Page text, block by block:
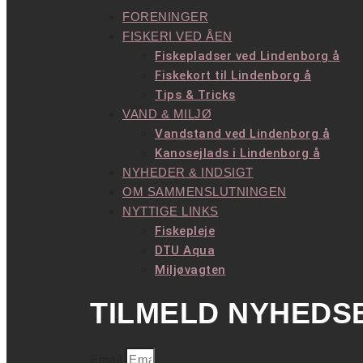
FORENINGER
FISKERI VED ÅEN
Fiskepladser ved Lindenborg å
Fiskekort til Lindenborg å
Tips & Tricks
VAND & MILJØ
Vandstand ved Lindenborg å
Kanosejlads i Lindenborg å
NYHEDER & INDSIGT
OM SAMMENSLUTNINGEN
NYTTIGE LINKS
Fiskepleje
DTU Aqua
Miljøvagten
TILMELD